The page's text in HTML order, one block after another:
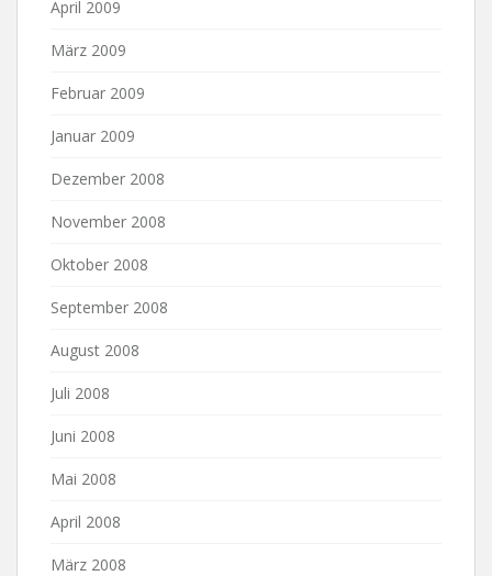
April 2009
März 2009
Februar 2009
Januar 2009
Dezember 2008
November 2008
Oktober 2008
September 2008
August 2008
Juli 2008
Juni 2008
Mai 2008
April 2008
März 2008